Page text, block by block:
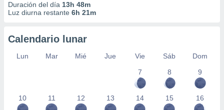
Duración del día 13h 48m
Luz diurna restante 6h 21m
Calendario lunar
Lun Mar Mié Jue Vie Sáb
Dom
7
8 9
10 11 12 13 14 15 16